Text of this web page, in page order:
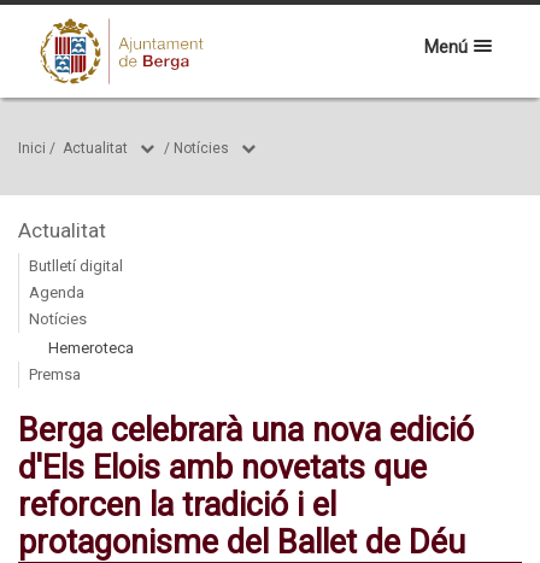
Menú
Inici / Actualitat / Notícies
Actualitat
Butlletí digital
Agenda
Notícies
Hemeroteca
Premsa
Berga celebrarà una nova edició
d'Els Elois amb novetats que
reforcen la tradició i el
protagonisme del Ballet de Déu